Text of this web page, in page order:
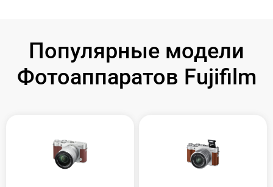
Популярные модели
Фотоаппаратов Fujifilm